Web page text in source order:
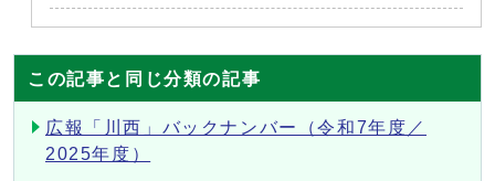
この記事と同じ分類の記事
広報「川西」バックナンバー（令和7年度／
2025年度）